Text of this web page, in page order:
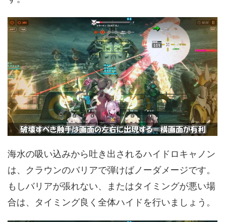
海水の吸い込みから吐き出されるハイドロキャノン
は、クラウンのバリアで弾けばノーダメージです。
もしバリアが張れない、またはタイミングが悪い場
合は、タイミング良く全体ハイドを行いましょう。